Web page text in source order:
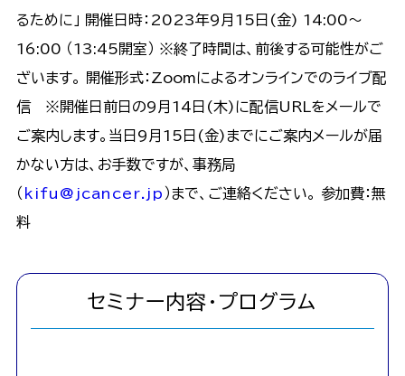
るために」 開催日時：2023年9月15日(金) 14:00～
16:00 （13:45開室） ※終了時間は、前後する可能性がご
ざいます。 開催形式：Zoomによるオンラインでのライブ配
信 ※開催日前日の9月14日(木)に配信URLをメールで
ご案内します。当日9月15日(金)までにご案内メールが届
かない方は、お手数ですが、事務局
（ kifu@jcancer.jp ）まで、ご連絡ください。 参加費：無
料
セミナー内容・プログラム